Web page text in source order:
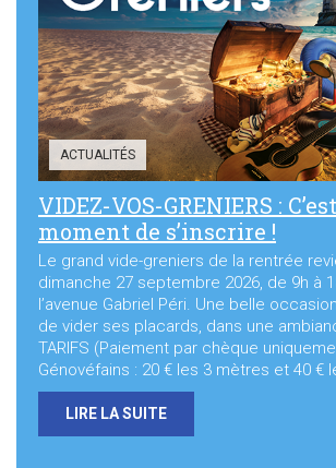
ACTUALITÉS
VIDEZ-VOS-GRENIERS :
moment de s’inscrire !
Le grand vide-greniers de la rentrée
dimanche 27 septembre 2026, de 9h à
l’avenue Gabriel Péri. Une belle
de vider ses placards, dans une
TARIFS (Paiement par chèque
Génovéfains : 20 € les 3 mètres et 40 €
LIRE LA SUITE